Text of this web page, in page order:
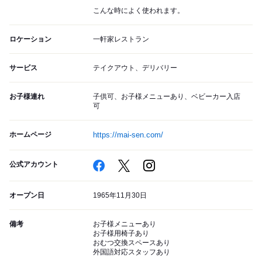
こんな時によく使われます。
ロケーション 一軒家レストラン
サービス テイクアウト、デリバリー
お子様連れ
子供可、お子様メニューあり、ベビーカー入店
可
ホームページ https://mai-sen.com/
公式アカウント
オープン日 1965年11月30日
備考
お子様メニューあり
お子様用椅子あり
おむつ交換スペースあり
外国語対応スタッフあり